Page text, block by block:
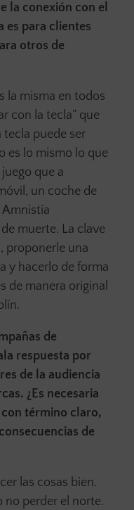
la conexión con el
es para clientes
otros de
la misma en todos
con la tecla” que
tecla puede ser
es lo mismo lo que
que a
un coche de
Amnistía
muerte. La clave
proponerle una
y hacerlo de forma
de manera original
de
respuesta por
de la audiencia
¿Es necesaria
término claro,
de
las cosas bien.
no perder el norte.